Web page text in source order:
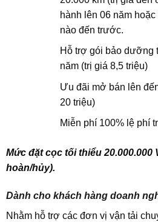
hành lên 06 năm
nào đến trước.
Hỗ trợ gói bảo dưỡng
năm (trị giá 8,5 triệu)
Ưu đãi mở bán lên
20 triệu)
Miễn phí 100% lệ phí
Mức đặt cọc tối thiểu
hoàn/hủy).
Dành cho khách hàng doanh
Nhằm hỗ trợ các đơn vị vận tải